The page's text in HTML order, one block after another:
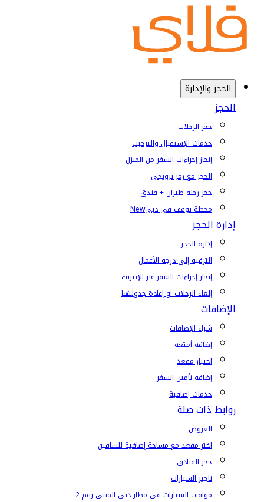
الحجز والإدارة
الحجز
حجز الرحلات
خدمات الإستقبال والترحيب
إنجاز إجراءات السفر من المنزل
الحجز مع رمز ترويجي
حجز رحلة طيران + فندق
محطة توقف في دبيNew
إدارة الحجز
إدارة الحجز
الترقية إلى درجة الأعمال
إنجاز إجراءات السفر عبر الإنترنت
إلغاء الرحلات أو إعادة جدولتها
الإضافات
شراء الإضافات
إضافة أمتعة
اختيار مقعد
إضافة تأمين السفر
خدمات إضافية
روابط ذات صلة
العروض
اختر مقعد مع مساحة إضافية للساقين
حجز الفنادق
تأجير السيارات
مواقف السيارات في مطار دبي المبنى رقم 2